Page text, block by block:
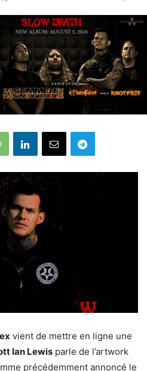
vient de mettre en ligne une
Ian Lewis parle de l’artwork
précédemment annoncé le